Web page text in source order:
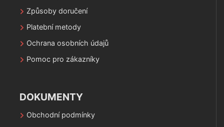
Způsoby doručení
Platební metody
Ochrana osobních údajů
Pomoc pro zákazníky
DOKUMENTY
Obchodní podmínky